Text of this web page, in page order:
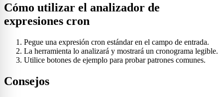
Cómo utilizar el analizador de
expresiones cron
Pegue una expresión cron estándar en el campo de entrada.
La herramienta lo analizará y mostrará un cronograma legible.
Utilice botones de ejemplo para probar patrones comunes.
Consejos